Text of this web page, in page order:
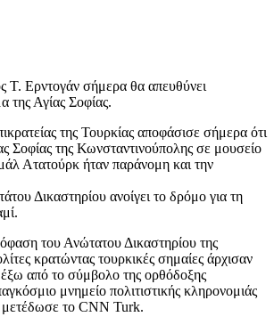
Ερντογάν σήμερα θα απευθύνει
της Αγίας Σοφίας.
της Τουρκίας αποφάσισε σήμερα ότι
Σοφίας της Κωνσταντινούπολης σε μουσείο
Ατατούρκ ήταν παράνομη και την
Δικαστηρίου ανοίγει το δρόμο για τη
του Ανώτατου Δικαστηρίου της
κρατώντας τουρκικές σημαίες άρχισαν
από το σύμβολο της ορθόδοξης
μνημείο πολιτιστικής κληρονομιάς
το CNN Turk.